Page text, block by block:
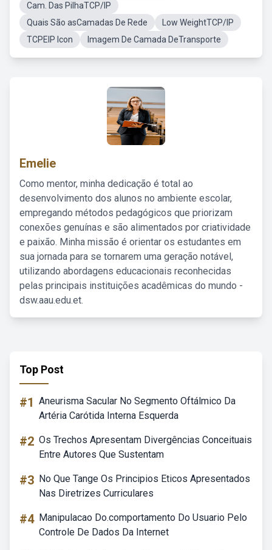
Cam. Das PilhaTCP/IP
Quais São asCamadas De Rede
Low WeightTCP/IP
TCPEIP Icon
Imagem De Camada DeTransporte
Emelie
Como mentor, minha dedicação é total ao
desenvolvimento dos alunos no ambiente escolar,
empregando métodos pedagógicos que priorizam
conexões genuínas e são alimentados por criatividade
e paixão. Minha missão é orientar os estudantes em
sua jornada para se tornarem uma geração notável,
utilizando abordagens educacionais reconhecidas
pelas principais instituições acadêmicas do mundo -
dsw.aau.edu.et.
Top Post
#1 Aneurisma Sacular No Segmento Oftálmico Da
Artéria Carótida Interna Esquerda
#2 Os Trechos Apresentam Divergências Conceituais
Entre Autores Que Sustentam
#3 No Que Tange Os Principios Eticos Apresentados
Nas Diretrizes Curriculares
#4 Manipulacao Do.comportamento Do Usuario Pelo
Controle De Dados Da Internet